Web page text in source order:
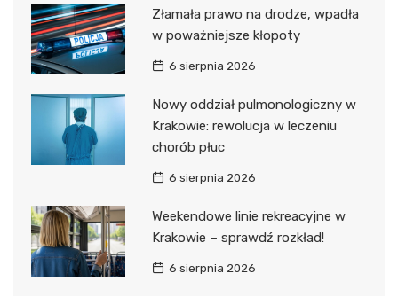
Złamała prawo na drodze, wpadła
w poważniejsze kłopoty
6 sierpnia 2026
Nowy oddział pulmonologiczny w
Krakowie: rewolucja w leczeniu
chorób płuc
6 sierpnia 2026
Weekendowe linie rekreacyjne w
Krakowie – sprawdź rozkład!
6 sierpnia 2026